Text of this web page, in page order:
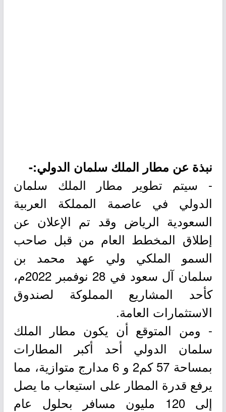
نبذة عن مطار الملك سلمان الدولي:-
- سيتم تطوير مطار الملك سلمان
الدولي في عاصمة المملكة العربية
السعودية الرياض وقد تم الإعلان عن
إطلاق المخطط العام من قبل صاحب
السمو الملكي ولي عهد محمد بن
سلمان آل سعود في 28 نوفمبر 2022م،
كأحد المشاريع المملوكة لصندوق
الاستثمارات العامة.
- ومن المتوقع أن يكون مطار الملك
سلمان الدولي أحد أكبر المطارات
بمساحة 57 كم2 و 6 مدارج متوازية، مما
يرفع قدرة المطار على استيعاب ما يصل
إلى 120 مليون مسافر بحلول عام